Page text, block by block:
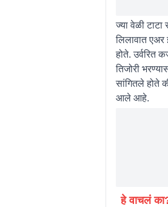
ज्या वेळी
लिलावात एअर
होते. उर्वरित
तिजोरी
सांगितले होते
आले आहे.
हे वाचलं